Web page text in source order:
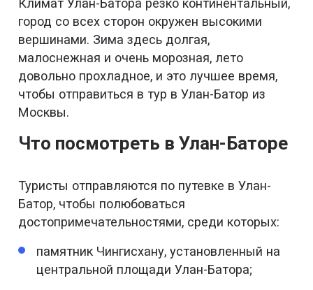
город со всех сторон окружен высокими
вершинами. Зима здесь долгая,
малоснежная и очень морозная, лето
довольно прохладное, и это лучшее время,
чтобы отправиться в тур в Улан-Батор из
Москвы.
Что посмотреть в Улан-Баторе
Туристы отправляются по путевке в Улан-
Батор, чтобы полюбоваться
достопримечательностями, среди которых:
памятник Чингисхану, установленный на
центральной площади Улан-Батора;